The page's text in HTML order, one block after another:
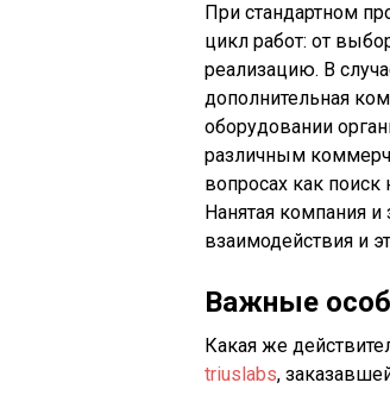
При стандартном
цикл работ: от
реализацию. В
дополнительная
оборудовании
различным
вопросах как
Нанятая компания
взаимодействия и
Важные
Какая же
triuslabs,